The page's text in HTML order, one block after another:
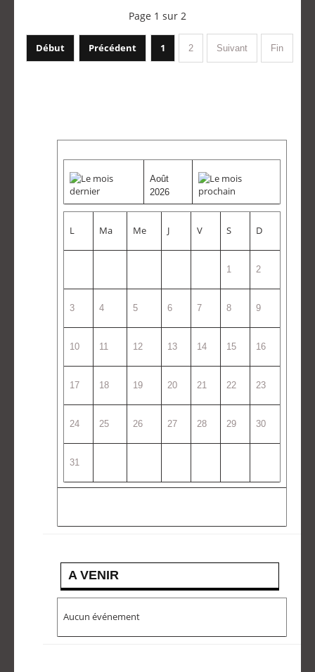
Page 1 sur 2
Début Précédent 1 2 Suivant Fin
Août
2026
L Ma Me J V S D
1 2
3 4 5 6 7 8 9
10 11 12 13 14 15 16
17 18 19 20 21 22 23
24 25 26 27 28 29 30
31
A VENIR
Aucun événement